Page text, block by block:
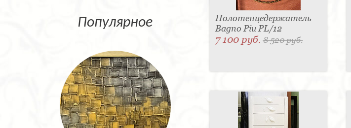
Популярное
Полотенцедержатель
Bagno Piu PL/12
7 100 руб.8 520 руб.